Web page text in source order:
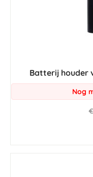
Batterij houder
Nog